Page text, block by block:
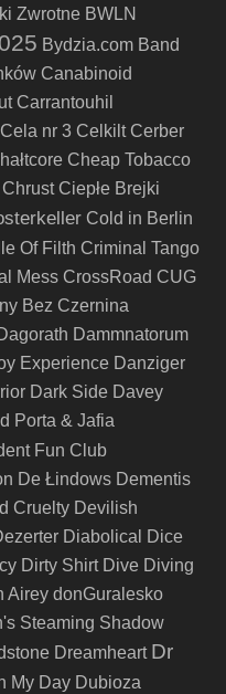
Zwrotne BWLN
Bydzia.com Band
Canabinoid
Carrantouhil
Cela nr 3 Celkilt Cerber
Cheap Tobacco
Chrust Ciepłe Brejki
Cold in Berlin
Of Filth Criminal Tango
Mess CrossRoad CUG
Bez Czernina
Dammnatorum
Experience Danziger
Dark Side Davey
Porta & Jafia
Fun Club
De Łindows Dementis
Cruelty Devilish
Diabolical
Dice
Dirty Shirt Dive Diving
Airey donGuralesko
Steaming Shadow
Dreamheart Dr
My Day Dubioza